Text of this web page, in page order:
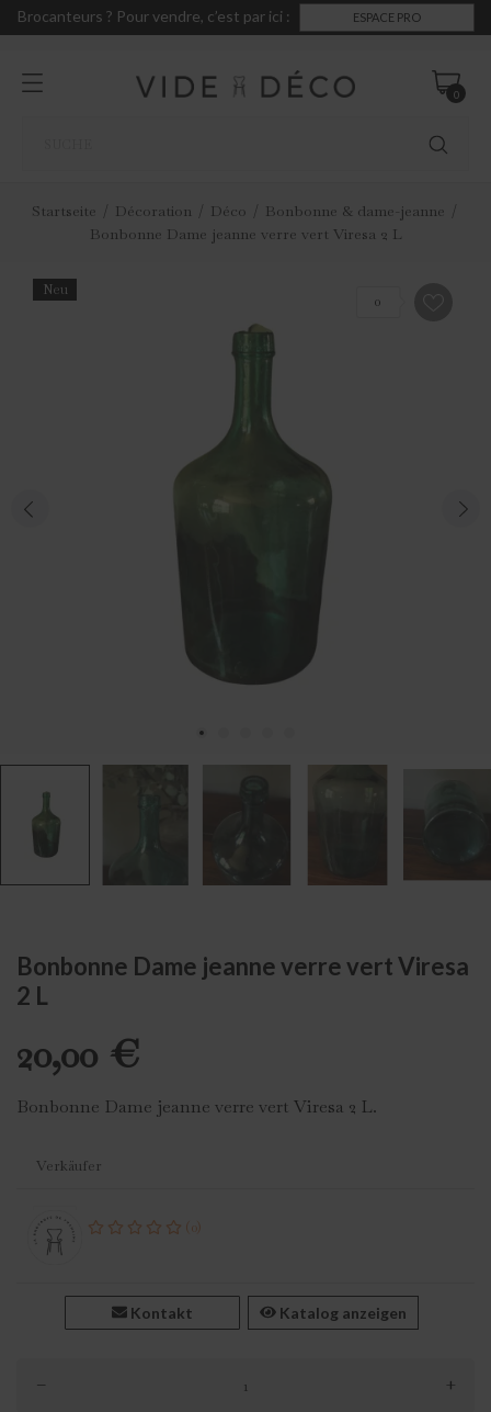
Brocanteurs ? Pour vendre, c’est par ici : ESPACE PRO
0
Startseite Décoration Déco
Bonbonne & dame-jeanne
Bonbonne Dame jeanne verre vert Viresa 2 L
0
Neu
Bonbonne Dame jeanne verre vert Viresa
2 L
20,00 €
Bonbonne Dame jeanne verre vert Viresa 2 L.
Verkäufer
(0)
Kontakt Katalog anzeigen
– +